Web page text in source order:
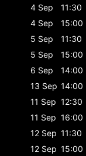
4 Sep
11:30
4 Sep
15:00
5 Sep
11:30
5 Sep
15:00
6 Sep
14:00
13 Sep 14:00
11 Sep 12:30
11 Sep 16:00
12 Sep 11:30
12 Sep 15:00